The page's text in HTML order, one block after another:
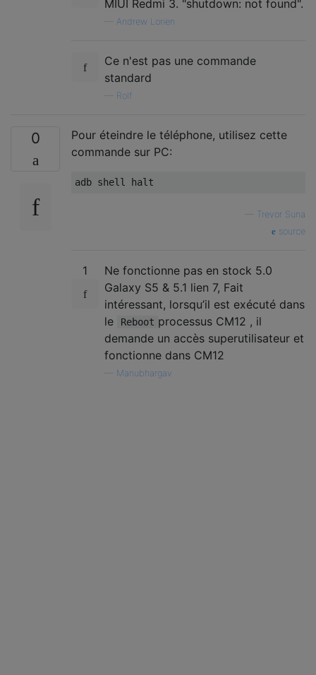
MIUI Redmi 3. "shutdown: not found".
Andrew Lorien
Ce n'est pas une commande
standard
Rolf
0
Pour éteindre le téléphone, utilisez cette
commande sur PC:
Trevor Suna
source
1
Ne fonctionne pas en stock 5.0
Galaxy S5 & 5.1 lien 7, Fait
intéressant, lorsqu’il est exécuté dans
le
Reboot processus CM12 , il
demande un accès superutilisateur et
fonctionne dans CM12
Manubhargav